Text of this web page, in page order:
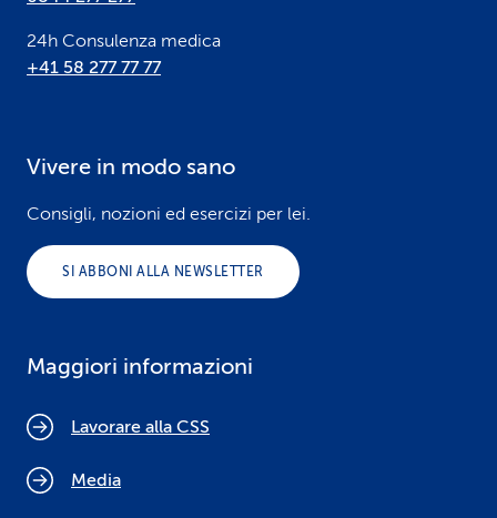
24h Consulenza medica
+41 58 277 77 77
Vivere in modo sano
Consigli, nozioni ed esercizi per lei.
SI ABBONI ALLA NEWSLETTER
Maggiori informazioni
Lavorare alla CSS
Media